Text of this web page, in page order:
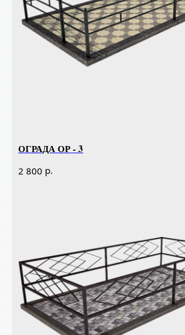
ОГРАДА ОР - 3
2 800 р.